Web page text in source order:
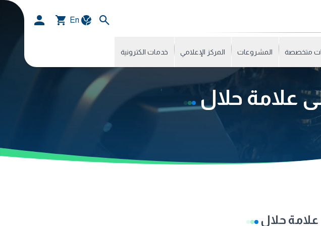
En
متخصصة المشروعات المركز الإعلامي خدمات الكترونية
علامة حلال
علامة حلال